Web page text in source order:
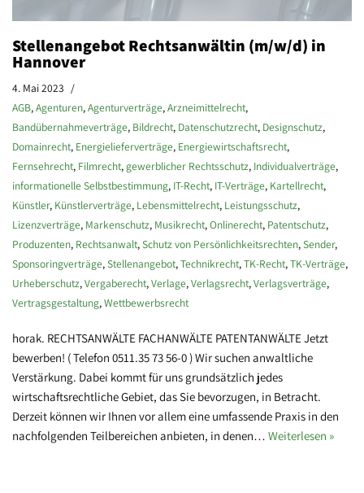
Stellenangebot Rechtsanwältin (m/w/d) in
Hannover
4. Mai 2023
AGB,Agenturen,Agenturverträge,Arzneimittelrecht,
Bandübernahmeverträge, Bildrecht, Datenschutzrecht, Designschutz,
Domainrecht, Energielieferverträge, Energiewirtschaftsrecht,
Fernsehrecht, Filmrecht, gewerblicher Rechtsschutz, Individualverträge,
informationelle Selbstbestimmung, IT-Recht, IT-Verträge, Kartellrecht,
Künstler, Künstlerverträge, Lebensmittelrecht, Leistungsschutz,
Lizenzverträge, Markenschutz, Musikrecht,Onlinerecht, Patentschutz,
Produzenten, Rechtsanwalt,Schutz von Persönlichkeitsrechten,Sender,
Sponsoringverträge,Stellenangebot,Technikrecht,TK-Recht,TK-Verträge,
Urheberschutz,Vergaberecht,Verlage,Verlagsrecht,Verlagsverträge,
Vertragsgestaltung,Wettbewerbsrecht
horak. RECHTSANWÄLTE FACHANWÄLTE PATENTANWÄLTE Jetzt
bewerben! ( Telefon 0511.35 73 56-0 ) Wir suchen anwaltliche
Verstärkung. Dabei kommt für uns grundsätzlich jedes
wirtschaftsrechtliche Gebiet, das Sie bevorzugen, in Betracht.
Derzeit können wir Ihnen vor allem eine umfassende Praxis in den
nachfolgenden Teilbereichen anbieten, in denen… Weiterlesen »